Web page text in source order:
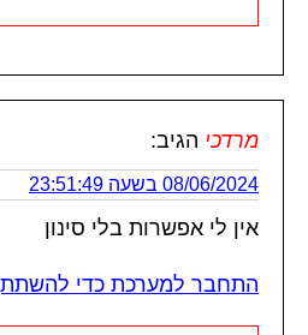
מרדכי הגיב:
08/06/2024 בשעה 23:51:49
אין לי אפשרות בלי סינון
התחבר למערכת כדי